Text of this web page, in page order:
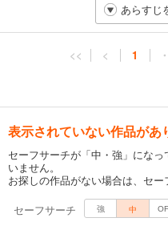
あらすじ
<< < 1 ・
表示されていない作品があ
セーフサーチが「中・強」にな
いません。
お探しの作品がない場合は、セー
セーフサーチ
強 中